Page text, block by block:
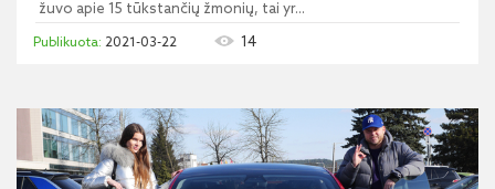
žuvo apie 15 tūkstančių žmonių, tai yr...
2021-03-22 14